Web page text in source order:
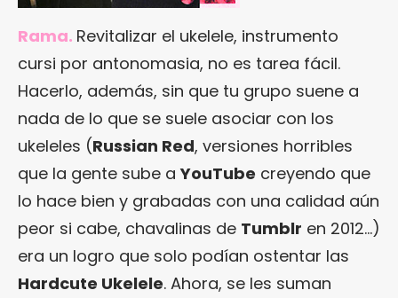
Rama. Revitalizar el ukelele, instrumento
cursi por antonomasia, no es tarea fácil.
Hacerlo, además, sin que tu grupo suene a
nada de lo que se suele asociar con los
ukeleles (Russian Red, versiones horribles
que la gente sube aYouTube creyendo que
lo hace bien y grabadas con una calidad aún
peor si cabe, chavalinas de Tumblr en 2012…)
era un logro que solo podían ostentar las
Hardcute Ukelele. Ahora, se les suman